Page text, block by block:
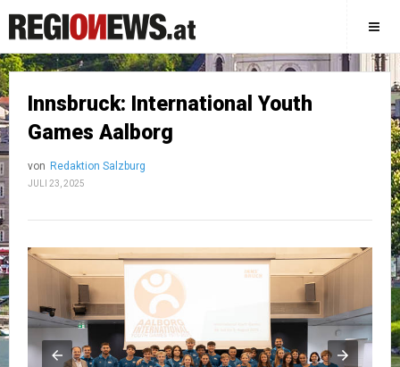
Innsbruck: International Youth
Games Aalborg
von Redaktion Salzburg
JULI 23, 2025